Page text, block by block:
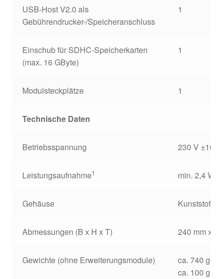
USB-Host V2.0 als
Gebührendrucker-/Speicheranschluss
1
Einschub für SDHC-Speicherkarten
(max. 16 GByte)
1
Modulsteckplätze 1
Technische Daten
Betriebsspannung 230 V ±10
Leistungsaufnahme1 min. 2,4 W,
Gehäuse Kunststoff ,
Abmessungen (B x H x T) 240 mm x
Gewichte (ohne Erweiterungsmodule)
ca. 740 g
ca. 100 g